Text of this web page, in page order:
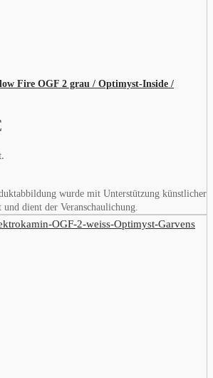
Fire OGF 2 grau / Optimyst-Inside /
wurde mit Unterstützung künstlicher
dient der Veranschaulichung.